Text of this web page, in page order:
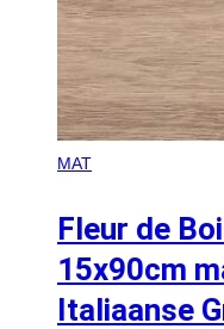
MAT
Fleur de
15x90cm
Italiaanse